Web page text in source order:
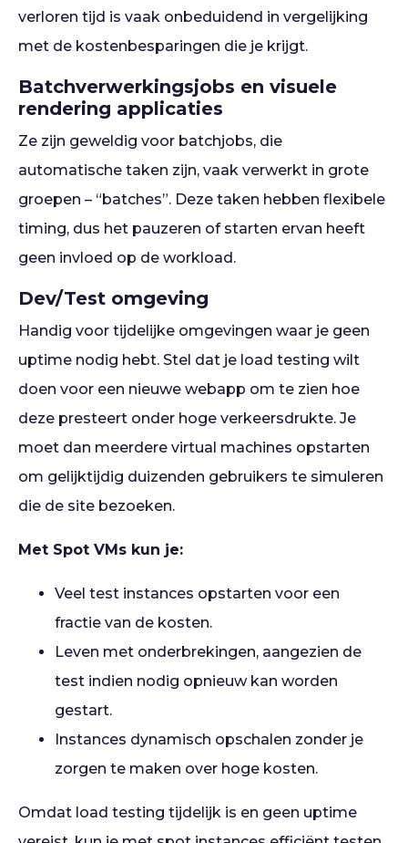
verloren tijd is vaak onbeduidend in vergelijking
met de kostenbesparingen die je krijgt.
Batchverwerkingsjobs en visuele
rendering applicaties
Ze zijn geweldig voor batchjobs, die
automatische taken zijn, vaak verwerkt in grote
groepen – “batches”. Deze taken hebben flexibele
timing, dus het pauzeren of starten ervan heeft
geen invloed op de workload.
Dev/Test omgeving
Handig voor tijdelijke omgevingen waar je geen
uptime nodig hebt. Stel dat je load testing wilt
doen voor een nieuwe webapp om te zien hoe
deze presteert onder hoge verkeersdrukte. Je
moet dan meerdere virtual machines opstarten
om gelijktijdig duizenden gebruikers te simuleren
die de site bezoeken.
Met Spot VMs kun je:
Veel test instances opstarten voor een
fractie van de kosten.
Leven met onderbrekingen, aangezien de
test indien nodig opnieuw kan worden
gestart.
Instances dynamisch opschalen zonder je
zorgen te maken over hoge kosten.
Omdat load testing tijdelijk is en geen uptime